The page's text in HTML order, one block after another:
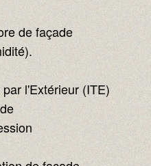
de façade
l'Extérieur (ITE)